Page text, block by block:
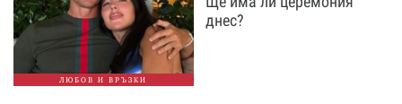
ЛЮБОВ И ВРЪЗКИ
днес?